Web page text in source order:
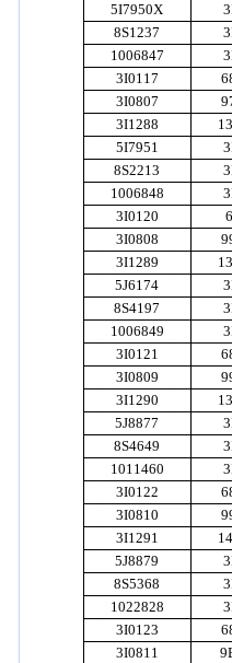
5I7950X
8S1237
1006847
3I0117
3I0807
3I1288
5I7951
8S2213
1006848
3I0120
3I0808
3I1289
5J6174
8S4197
1006849
3I0121
3I0809
3I1290
5J8877
8S4649
1011460
3I0122
3I0810
3I1291
5J8879
8S5368
1022828
3I0123
3I0811